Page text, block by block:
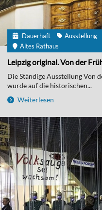
Dauerhaft
Ausstellung
Altes Rathaus
Leipzig original. Von der
Die Ständige Ausstellung Von
wurde auf die historischen...
Weiterlesen